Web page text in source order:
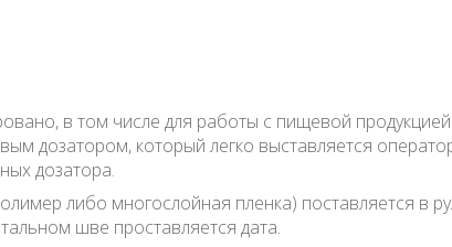
в том числе для работы с пищевой
дозатором, который легко выставляется
дозатора.
либо многослойная пленка) поставляется в
шве проставляется дата.